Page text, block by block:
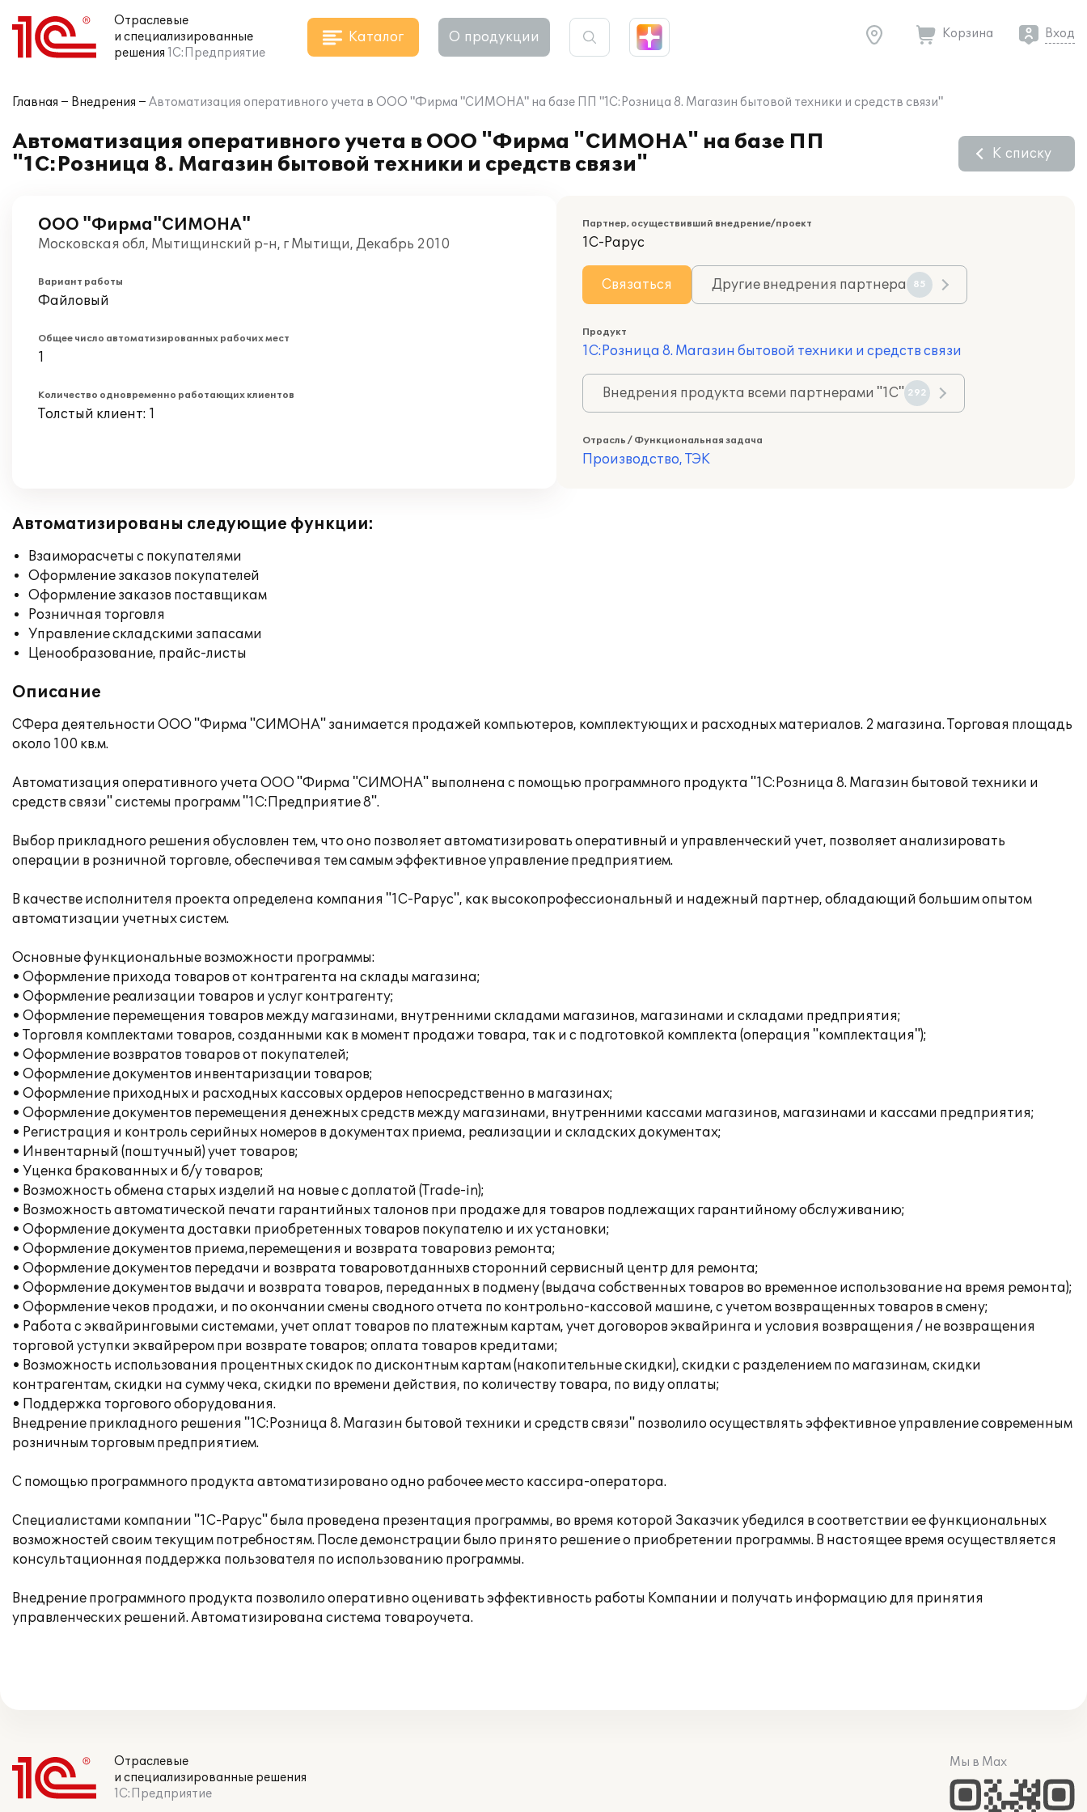
Отраслевые
и специализированные
решения 1С:Предприятие
Каталог О продукции Корзина Вход
Главная Внедрения Автоматизация оперативного учета в ООО "Фирма "СИМОНА" на базе ПП "1С:Розница 8. Магазин бытовой техники и средств связи"
Автоматизация оперативного учета в ООО "Фирма "СИМОНА" на базе ПП
"1С:Розница 8. Магазин бытовой техники и средств связи"
К списку
ООО "Фирма"СИМОНА"
Московская обл, Мытищинский р-н, г Мытищи, Декабрь 2010
Вариант работы
Файловый
Общее число автоматизированных рабочих мест
1
Количество одновременно работающих клиентов
Толстый клиент: 1
Партнер, осуществивший внедрение/проект
1С-Рарус
Связаться Другие внедрения партнера 85
Продукт
1С:Розница 8. Магазин бытовой техники и средств связи
Внедрения продукта всеми партнерами "1С" 292
Отрасль / Функциональная задача
Производство, ТЭК
Автоматизированы следующие функции:
Взаиморасчеты с покупателями
Оформление заказов покупателей
Оформление заказов поставщикам
Розничная торговля
Управление складскими запасами
Ценообразование, прайс-листы
Описание
СФера деятельности ООО "Фирма "СИМОНА" занимается продажей компьютеров, комплектующих и расходных материалов. 2 магазина. Торговая площадь
около 100 кв.м.
Автоматизация оперативного учета ООО "Фирма "СИМОНА" выполнена с помощью программного продукта "1С:Розница 8. Магазин бытовой техники и
средств связи" системы программ "1С:Предприятие 8".
Выбор прикладного решения обусловлен тем, что оно позволяет автоматизировать оперативный и управленческий учет, позволяет анализировать
операции в розничной торговле, обеспечивая тем самым эффективное управление предприятием.
В качестве исполнителя проекта определена компания "1С-Рарус", как высокопрофессиональный и надежный партнер, обладающий большим опытом
автоматизации учетных систем.
Основные функциональные возможности программы:
• Оформление прихода товаров от контрагента на склады магазина;
• Оформление реализации товаров и услуг контрагенту;
• Оформление перемещения товаров между магазинами, внутренними складами магазинов, магазинами и складами предприятия;
• Торговля комплектами товаров, созданными как в момент продажи товара, так и с подготовкой комплекта (операция "комплектация");
• Оформление возвратов товаров от покупателей;
• Оформление документов инвентаризации товаров;
• Оформление приходных и расходных кассовых ордеров непосредственно в магазинах;
• Оформление документов перемещения денежных средств между магазинами, внутренними кассами магазинов, магазинами и кассами предприятия;
• Регистрация и контроль серийных номеров в документах приема, реализации и складских документах;
• Инвентарный (поштучный) учет товаров;
• Уценка бракованных и б/у товаров;
• Возможность обмена старых изделий на новые с доплатой (Trade-in);
• Возможность автоматической печати гарантийных талонов при продаже для товаров подлежащих гарантийному обслуживанию;
• Оформление документа доставки приобретенных товаров покупателю и их установки;
• Оформление документов приема,перемещения и возврата товаровиз ремонта;
• Оформление документов передачи и возврата товаровотданныхв сторонний сервисный центр для ремонта;
• Оформление документов выдачи и возврата товаров, переданных в подмену (выдача собственных товаров во временное использование на время ремонта);
• Оформление чеков продажи, и по окончании смены сводного отчета по контрольно-кассовой машине, с учетом возвращенных товаров в смену;
• Работа с эквайринговыми системами, учет оплат товаров по платежным картам, учет договоров эквайринга и условия возвращения / не возвращения
торговой уступки эквайрером при возврате товаров; оплата товаров кредитами;
• Возможность использования процентных скидок по дисконтным картам (накопительные скидки), скидки с разделением по магазинам, скидки
контрагентам, скидки на сумму чека, скидки по времени действия, по количеству товара, по виду оплаты;
• Поддержка торгового оборудования.
Внедрение прикладного решения "1С:Розница 8. Магазин бытовой техники и средств связи" позволило осуществлять эффективное управление современным
розничным торговым предприятием.
С помощью программного продукта автоматизировано одно рабочее место кассира-оператора.
Специалистами компании "1С-Рарус" была проведена презентация программы, во время которой Заказчик убедился в соответствии ее функциональных
возможностей своим текущим потребностям. После демонстрации было принято решение о приобретении программы. В настоящее время осуществляется
консультационная поддержка пользователя по использованию программы.
Внедрение программного продукта позволило оперативно оценивать эффективность работы Компании и получать информацию для принятия
управленческих решений. Автоматизирована система товароучета.
Отраслевые
и специализированные решения
1С:Предприятие
Мы в Max